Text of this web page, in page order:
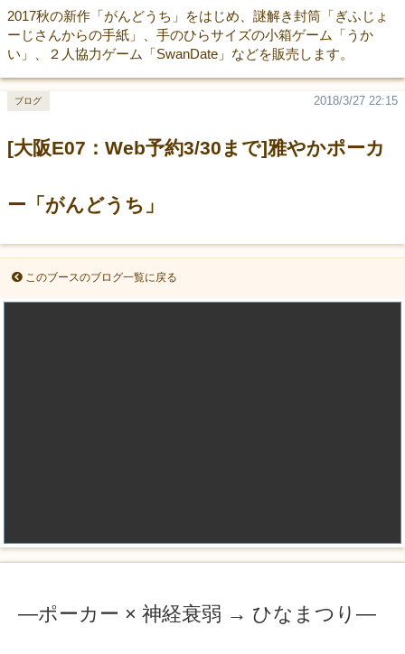
2017秋の新作「がんどうち」をはじめ、謎解き封筒「ぎふじょ
ーじさんからの手紙」、手のひらサイズの小箱ゲーム「うか
い」、２人協力ゲーム「SwanDate」などを販売します。
[大阪E07：Web予約3/30まで]雅やかポーカ
ー「がんどうち」
2018/3/27 22:15
ブログ
このブースのブログ一覧に戻る
―ポーカー × 神経衰弱 → ひなまつり—